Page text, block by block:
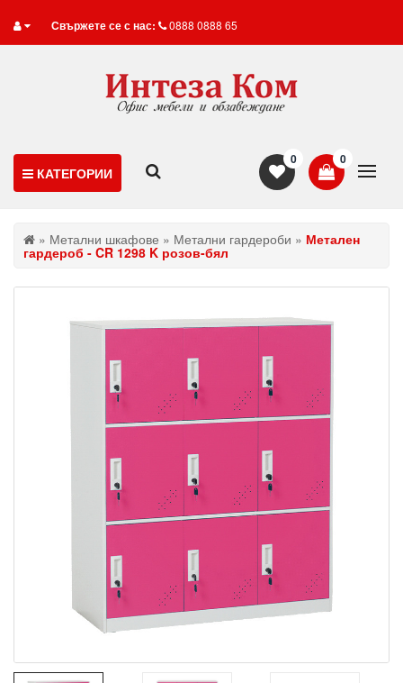
Свържете се с нас: 0888 0888 65
КАТЕГОРИИ
0
0
» Метални шкафове » Метални гардероби » Метален
гардероб - CR 1298 K розов-бял